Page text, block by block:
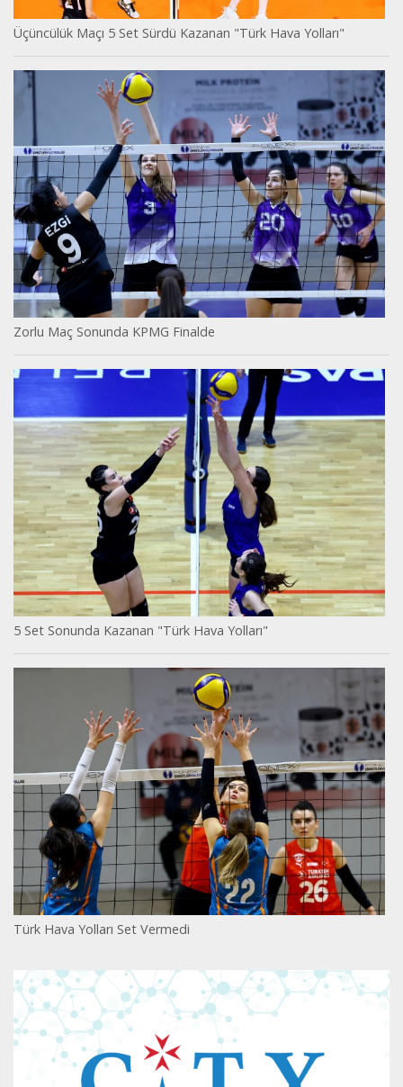
Üçüncülük Maçı 5 Set Sürdü Kazanan "Türk Hava Yolları"
Zorlu Maç Sonunda KPMG Finalde
5 Set Sonunda Kazanan "Türk Hava Yolları"
Türk Hava Yolları Set Vermedi